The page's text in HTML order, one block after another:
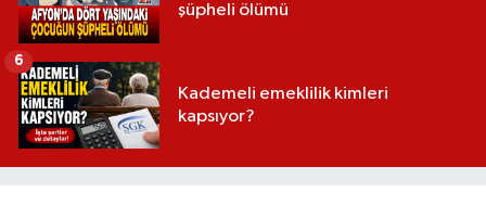
şüpheli ölümü
Kademeli emeklilik kimleri
kapsıyor?
6